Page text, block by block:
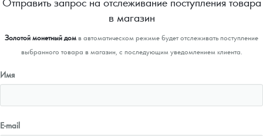
в магазин
Золотой монетный домв автоматическом режиме будет отслеживать поступление
выбранного товара в магазин, с последующим уведомлением клиента.
Имя
E-mail